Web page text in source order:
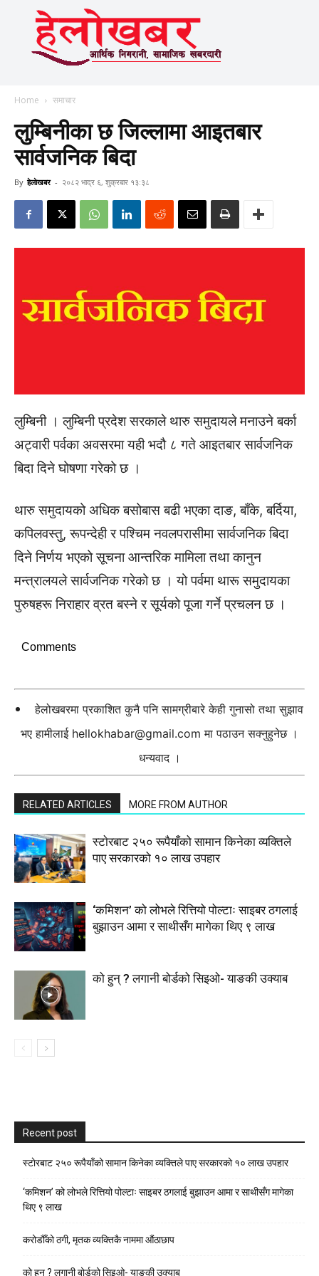
Home समाचार
लुम्बिनीका छ जिल्लामा आइतबार
सार्वजनिक बिदा
By हेलाेखबर - २०८२ भाद्र ६, शुक्रबार १३:३८
लुम्बिनी । लुम्बिनी प्रदेश सरकाले थारु समुदायले मनाउने बर्का
अट्वारी पर्वका अवसरमा यही भदौ ८ गते आइतबार सार्वजनिक
बिदा दिने घोषणा गरेको छ ।
थारु समुदायको अधिक बसोबास बढी भएका दाङ, बाँके, बर्दिया,
कपिलवस्तु, रूपन्देही र पश्चिम नवलपरासीमा सार्वजनिक बिदा
दिने निर्णय भएको सूचना आन्तरिक मामिला तथा कानुन
मन्त्रालयले सार्वजनिक गरेको छ । यो पर्वमा थारू समुदायका
पुरुषहरू निराहार व्रत बस्ने र सूर्यको पूजा गर्ने प्रचलन छ ।
Comments
हेलोखबरमा प्रकाशित कुनै पनि सामग्रीबारे केही गुनासो तथा सुझाव
भए हामीलाई hellokhabar@gmail.com मा पठाउन सक्नुहुनेछ ।
धन्यवाद ।
RELATED ARTICLES MORE FROM AUTHOR
स्टाेरबाट २५० रूपैयाँको सामान किनेका व्यक्तिले
पाए सरकारको १० लाख उपहार
‘कमिशन’ को लोभले रित्तियो पोल्टाः साइबर ठगलाई
बुझाउन आमा र साथीसँग मागेका थिए ९ लाख
को हुन् ? लगानी बोर्डको सिइओ- याङकी उक्याब
Recent post
स्टाेरबाट २५० रूपैयाँको सामान किनेका व्यक्तिले पाए सरकारको १० लाख उपहार
‘कमिशन’ को लोभले रित्तियो पोल्टाः साइबर ठगलाई बुझाउन आमा र साथीसँग मागेका
थिए ९ लाख
करोडौँको ठगी, मृतक व्यक्तिकै नाममा औंठाछाप
को हुन् ? लगानी बोर्डको सिइओ- याङकी उक्याब